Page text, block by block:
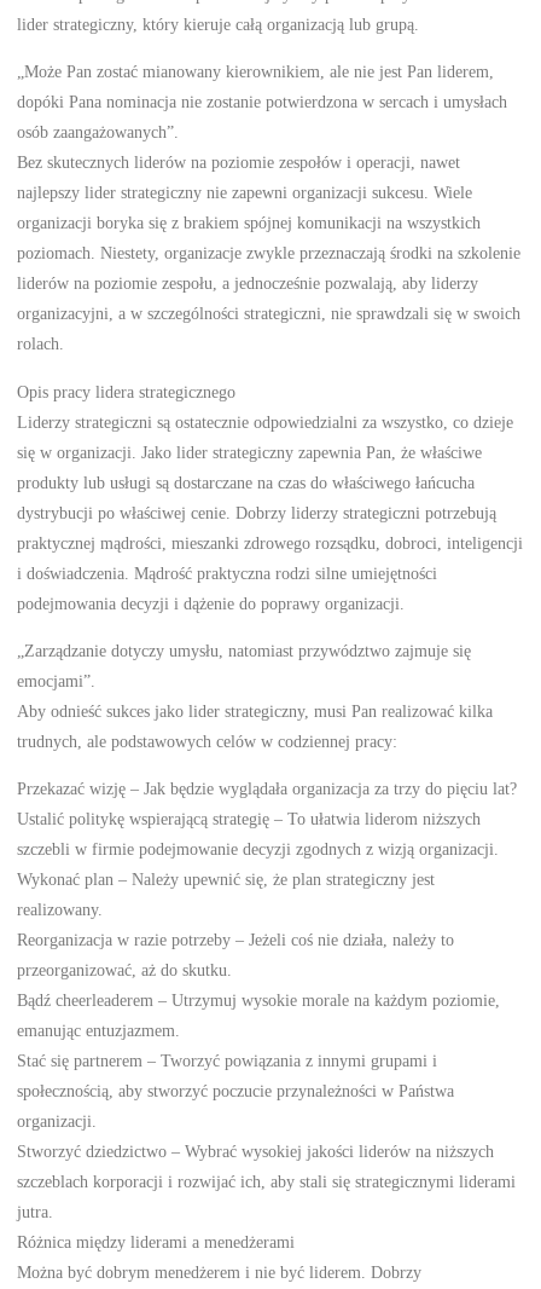
lider strategiczny, który kieruje całą organizacją lub grupą.
„Może Pan zostać mianowany kierownikiem, ale nie jest Pan liderem,
dopóki Pana nominacja nie zostanie potwierdzona w sercach i umysłach
osób zaangażowanych”.
Bez skutecznych liderów na poziomie zespołów i operacji, nawet
najlepszy lider strategiczny nie zapewni organizacji sukcesu. Wiele
organizacji boryka się z brakiem spójnej komunikacji na wszystkich
poziomach. Niestety, organizacje zwykle przeznaczają środki na szkolenie
liderów na poziomie zespołu, a jednocześnie pozwalają, aby liderzy
organizacyjni, a w szczególności strategiczni, nie sprawdzali się w swoich
rolach.
Opis pracy lidera strategicznego
Liderzy strategiczni są ostatecznie odpowiedzialni za wszystko, co dzieje
się w organizacji. Jako lider strategiczny zapewnia Pan, że właściwe
produkty lub usługi są dostarczane na czas do właściwego łańcucha
dystrybucji po właściwej cenie. Dobrzy liderzy strategiczni potrzebują
praktycznej mądrości, mieszanki zdrowego rozsądku, dobroci, inteligencji
i doświadczenia. Mądrość praktyczna rodzi silne umiejętności
podejmowania decyzji i dążenie do poprawy organizacji.
„Zarządzanie dotyczy umysłu, natomiast przywództwo zajmuje się
emocjami”.
Aby odnieść sukces jako lider strategiczny, musi Pan realizować kilka
trudnych, ale podstawowych celów w codziennej pracy:
Przekazać wizję – Jak będzie wyglądała organizacja za trzy do pięciu lat?
Ustalić politykę wspierającą strategię – To ułatwia liderom niższych
szczebli w firmie podejmowanie decyzji zgodnych z wizją organizacji.
Wykonać plan – Należy upewnić się, że plan strategiczny jest
realizowany.
Reorganizacja w razie potrzeby – Jeżeli coś nie działa, należy to
przeorganizować, aż do skutku.
Bądź cheerleaderem – Utrzymuj wysokie morale na każdym poziomie,
emanując entuzjazmem.
Stać się partnerem – Tworzyć powiązania z innymi grupami i
społecznością, aby stworzyć poczucie przynależności w Państwa
organizacji.
Stworzyć dziedzictwo – Wybrać wysokiej jakości liderów na niższych
szczeblach korporacji i rozwijać ich, aby stali się strategicznymi liderami
jutra.
Różnica między liderami a menedżerami
Można być dobrym menedżerem i nie być liderem. Dobrzy